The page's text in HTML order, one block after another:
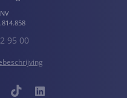
95 00